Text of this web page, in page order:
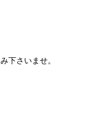
下さいませ。